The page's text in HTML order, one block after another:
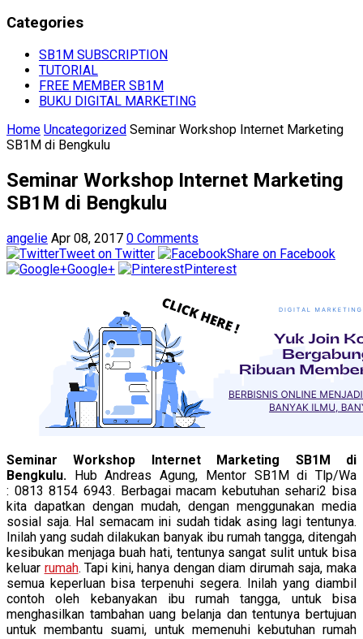
Categories
SB1M SUBSCRIPTION
TUTORIAL
FREE MEMBER SB1M
BUKU DIGITAL MARKETING
Home Uncategorized Seminar Workshop Internet Marketing
SB1M di Bengkulu
Seminar Workshop Internet Marketing
SB1M di Bengkulu
angelie Apr 08, 2017 0 Comments
Tweet on Twitter
Share on Facebook
Google+
Pinterest
Seminar Workshop Internet Marketing SB1M di
Bengkulu. Hub Andreas Agung, Mentor SB1M di Tlp/Wa
: 0813 8154 6943. Berbagai macam kebutuhan sehari2 bisa
kita dapatkan dengan mudah, dengan menggunakan media
sosial saja. Hal semacam ini sudah tidak asing lagi tentunya.
Inilah yang sudah dilakukan banyak ibu rumah tangga, ditengah
kesibukan menjaga buah hati, tentunya sangat sulit untuk bisa
keluar rumah. Tapi kini, hanya dengan diam dirumah saja, maka
semua keperluan bisa terpenuhi segera. Inilah yang diambil
contoh oleh kebanyakan ibu rumah tangga, untuk bisa
menghasilkan tambahan uang belanja dan tentunya bertujuan
untuk membantu suami, untuk memenuhi kebutuhan rumah